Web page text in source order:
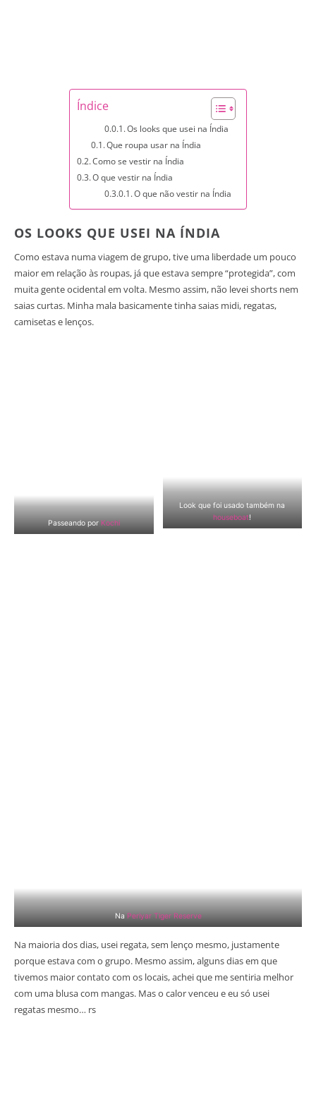
Índice
Os looks que usei na Índia
Que roupa usar na Índia
Como se vestir na Índia
O que vestir na Índia
O que não vestir na Índia
OS LOOKS QUE USEI NA ÍNDIA
Como estava numa viagem de grupo, tive uma liberdade um pouco
maior em relação às roupas, já que estava sempre “protegida”, com
muita gente ocidental em volta. Mesmo assim, não levei shorts nem
saias curtas. Minha mala basicamente tinha saias midi, regatas,
camisetas e lenços.
Passeando por Kochi
Look que foi usado também na
houseboat!
Na Periyar Tiger Reserve
Na maioria dos dias, usei regata, sem lenço mesmo, justamente
porque estava com o grupo. Mesmo assim, alguns dias em que
tivemos maior contato com os locais, achei que me sentiria melhor
com uma blusa com mangas. Mas o calor venceu e eu só usei
regatas mesmo… rs